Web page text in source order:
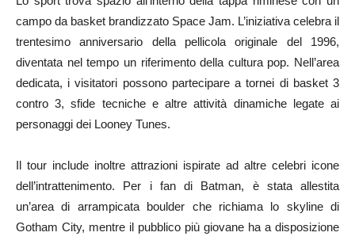
campo da basket brandizzato Space Jam. L’iniziativa celebra il
trentesimo anniversario della pellicola originale del 1996,
diventata nel tempo un riferimento della cultura pop. Nell’area
dedicata, i visitatori possono partecipare a tornei di basket 3
contro 3, sfide tecniche e altre attività dinamiche legate ai
personaggi dei Looney Tunes.
Il tour include inoltre attrazioni ispirate ad altre celebri icone
dell’intrattenimento. Per i fan di Batman, è stata allestita
un’area di arrampicata boulder che richiama lo skyline di
Gotham City, mentre il pubblico più giovane ha a disposizione